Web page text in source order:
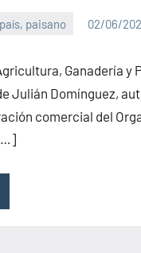
paisano 02/06/
Ganadería y
Julián Domínguez,
comercial del